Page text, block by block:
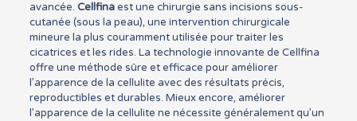
avancée. Cellfinaest une chirurgie sans incisions sous-
cutanée (sous la peau), une intervention chirurgicale
mineure la plus couramment utilisée pour traiter les
cicatrices et les rides. La technologie innovante de Cellfina
offre une méthode sûre et efficace pour améliorer
l’apparence de la cellulite avec des résultats précis,
reproductibles et durables. Mieux encore, améliorer
l’apparence de la cellulite ne nécessite généralement qu’un